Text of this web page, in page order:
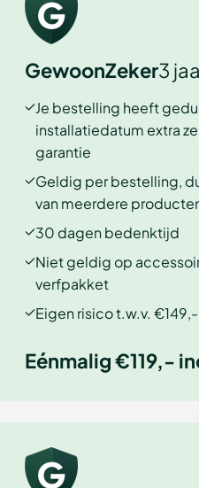
GewoonZeker3
Je bestelling heeft
installatiedatum extra
garantie
Geldig per bestelling,
van meerdere
30 dagen bedenktijd
Niet geldig op
verfpakket
Eigen risico t.w.v.
Eénmalig €119,-